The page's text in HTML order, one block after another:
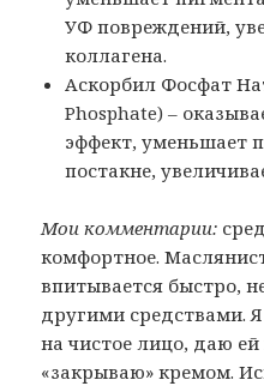
УФ повреждений,
коллагена.
Аскорбил Фосфат
Phosphate) –
эффект, уменьшает
постакне,
Мои комментарии:
комфортное.
впитывается быстро,
другими средствами.
на чистое лицо, даю
«закрываю» кремом.